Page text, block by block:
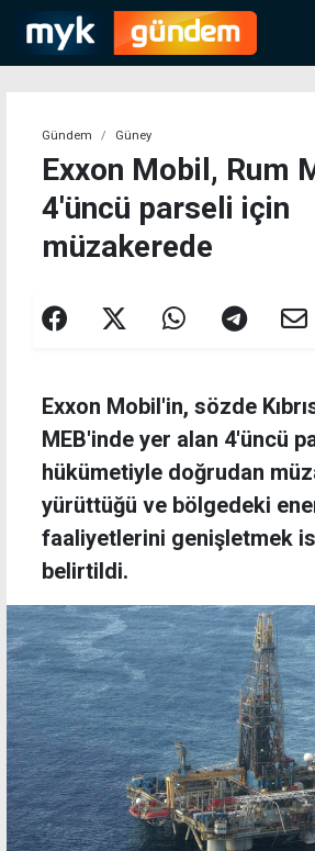
Gündem Güney
Exxon Mobil, Rum
4'üncü parseli için
müzakerede
Exxon Mobil'in, sözde
MEB'inde yer alan 4'üncü
hükümetiyle doğrudan
yürüttüğü ve bölgedeki
faaliyetlerini genişletmek
belirtildi.